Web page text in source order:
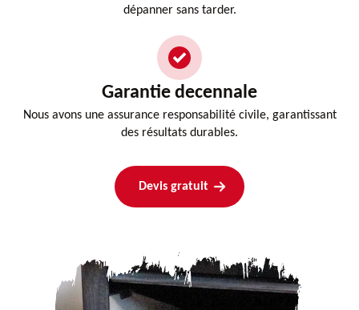
dépanner sans tarder.
Garantie decennale
Nous avons une assurance responsabilité civile, garantissant
des résultats durables.
Devis gratuit